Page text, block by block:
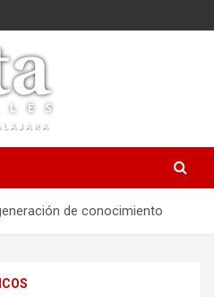
de conocimiento